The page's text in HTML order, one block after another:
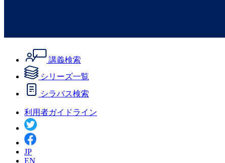
講義検索
シリーズ一覧
シラバス検索
利用者ガイドライン
JP
EN